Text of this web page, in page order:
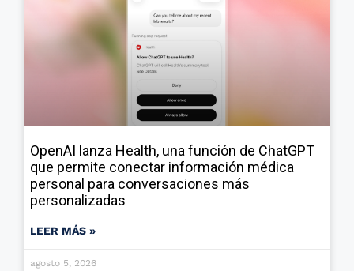
OpenAI lanza Health, una función de ChatGPT
que permite conectar información médica
personal para conversaciones más
personalizadas
LEER MÁS »
agosto 5, 2026